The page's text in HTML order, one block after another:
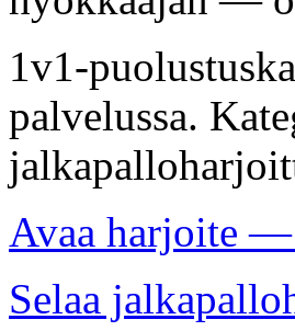
1v1-
palvelussa.
Avaa harjoite
Selaa